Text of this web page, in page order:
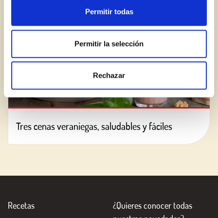
Permitir todas
Permitir la selección
Rechazar
Tres cenas veraniegas, saludables y fáciles
Recetas
¿Quieres conocer todas